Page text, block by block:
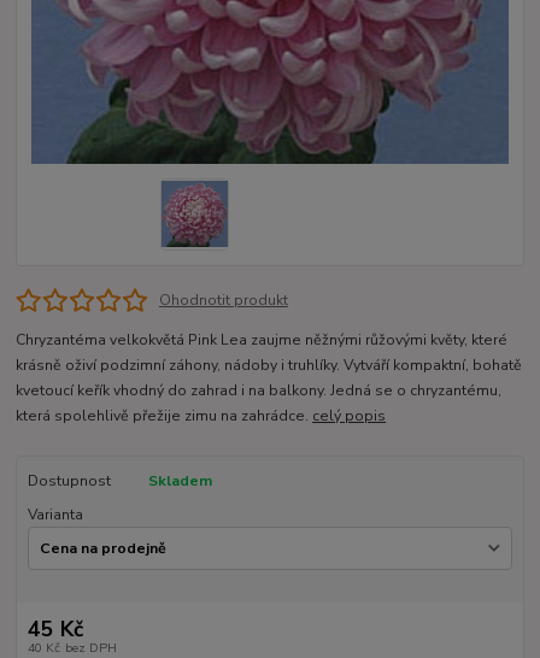
Ohodnotit produkt
Chryzantéma velkokvětá Pink Lea zaujme něžnými růžovými květy, které
krásně oživí podzimní záhony, nádoby i truhlíky. Vytváří kompaktní, bohatě
kvetoucí keřík vhodný do zahrad i na balkony. Jedná se o chryzantému,
která spolehlivě přežije zimu na zahrádce. celý popis
Dostupnost
Skladem
Varianta
45 Kč
40 Kč bez DPH